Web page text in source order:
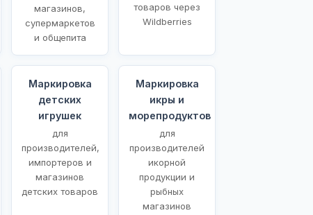
магазинов,
супермаркетов
и общепита
товаров через
Wildberries
Маркировка
детских
игрушек
для
производителей,
импортеров и
магазинов
детских товаров
Маркировка
икры и
морепродуктов
для
производителей
икорной
продукции и
рыбных
магазинов